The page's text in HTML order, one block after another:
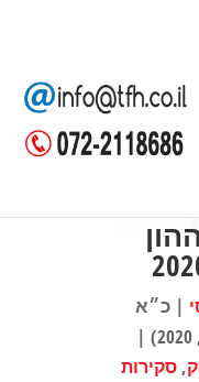
| כ״א
, סקירות